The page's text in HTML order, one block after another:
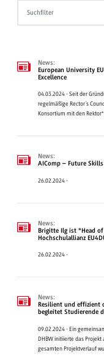
Suchfilter
News:
European University
Excellence
04.03.2024 - Seit der
regelmäßige Rector´s
Konsortium mit den
News:
AIComp – Future
26.02.2024 -
News:
Brigitte Ilg ist "Head
Hochschulallianz
26.02.2024 -
News:
Resilient und effizient
begleitet Studierende
09.02.2024 - Ein
DHBW initiierte das
gesamten Projektverlauf